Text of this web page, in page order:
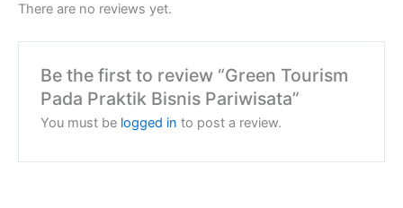
There are no reviews yet.
Be the first to review “Green Tourism
Pada Praktik Bisnis Pariwisata”
You must be logged in to post a review.